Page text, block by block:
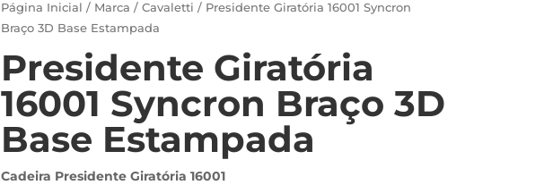
Página Inicial / Marca /Cavaletti / Presidente Giratória 16001 Syncron
Braço 3D Base Estampada
Presidente Giratória
16001 Syncron Braço 3D
Base Estampada
Cadeira Presidente Giratória 16001